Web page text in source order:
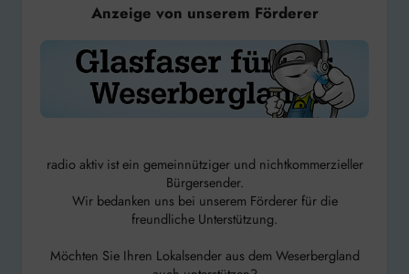
Anzeige von unserem Förderer
radio aktiv ist ein gemeinnütziger und nichtkommerzieller
Bürgersender.
Wir bedanken uns bei unserem Förderer für die
freundliche Unterstützung.
Möchten Sie Ihren Lokalsender aus dem Weserbergland